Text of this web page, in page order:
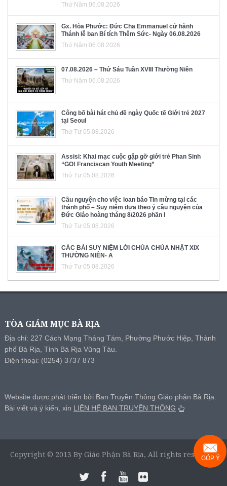
Thứ Năm 06.08.2026
Gx. Hòa Phước: Đức Cha Emmanuel cử hành
Thánh lễ ban Bí tích Thêm Sức- Ngày 06.08.2026
Thứ Năm 06.08.2026
07.08.2026 – Thứ Sáu Tuần XVIII Thường Niên
Thứ Năm 06.08.2026
Công bố bài hát chủ đề ngày Quốc tế Giới trẻ 2027
tại Seoul
Thứ Tư 05.08.2026
Assisi: Khai mạc cuộc gặp gỡ giới trẻ Phan Sinh
“GO! Franciscan Youth Meeting”
Thứ Tư 05.08.2026
Cầu nguyện cho việc loan báo Tin mừng tại các
thành phố – Suy niệm dựa theo ý cầu nguyện của
Đức Giáo hoàng tháng 8/2026 phần I
Thứ Tư 05.08.2026
CÁC BÀI SUY NIỆM LỜI CHÚA CHÚA NHẬT XIX
THƯỜNG NIÊN- A
Thứ Tư 05.08.2026
TÒA GIÁM MỤC BÀ RỊA
Địa chỉ: 227 Cách Mạng Tháng Tám, Phường Phước Hiệp, Thành
phố Bà Rịa, Tỉnh Bà Rịa Vũng Tàu.
Điện thoại: (0254) 3737 873
Website được phát triển bởi Ban Truyền Thông Giáo phận Bà Rịa.
Bài viết và ý kiến, xin LIÊN HỆ BAN TRUYỀN THÔNG
Copyright © 2013 By Giáo Phận Bà Rịa, All rights reserved.
GÓP Ý